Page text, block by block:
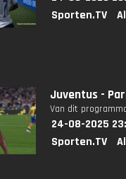
Sporten.TV
Juventus -
Van dit
24-08-2025
Sporten.TV